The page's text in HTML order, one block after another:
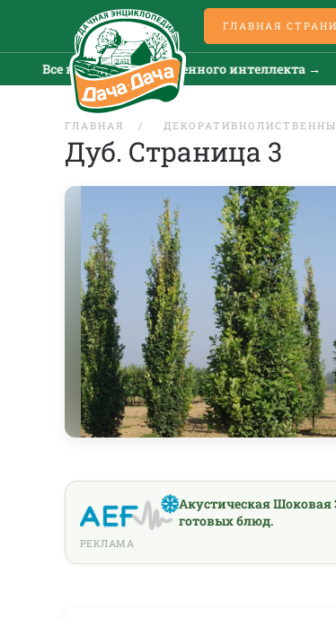
ГЛАВНАЯ
Все новости искусственного интеллекта →
ГЛАВНАЯ
Дуб. Страница 3
Акустическая
готовых блюд.
РЕКЛАМА